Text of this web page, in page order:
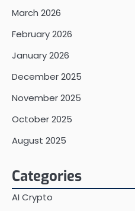
March 2026
February 2026
January 2026
December 2025
November 2025
October 2025
August 2025
Categories
AI Crypto